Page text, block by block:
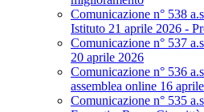
Comunicazione n° 538
Istituto 21 aprile 2026 -
Comunicazione n° 537
20 aprile 2026
Comunicazione n° 536
assemblea online 16
Comunicazione n° 535